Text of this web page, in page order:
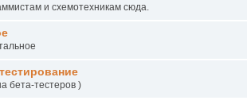
и схемотехникам сюда.
бета-тестеров )